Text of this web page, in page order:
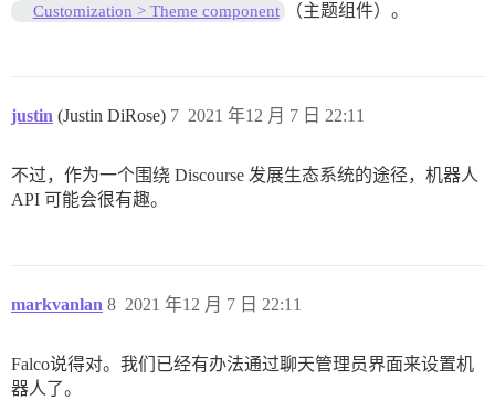
Customization > Theme component （主题组件）。
justin (Justin DiRose) 2021 年12 月 7 日 22:11
7
不过，作为一个围绕 Discourse 发展生态系统的途径，机器人
API 可能会很有趣。
markvanlan 2021 年12 月 7 日 22:11
8
Falco说得对。我们已经有办法通过聊天管理员界面来设置机
器人了。